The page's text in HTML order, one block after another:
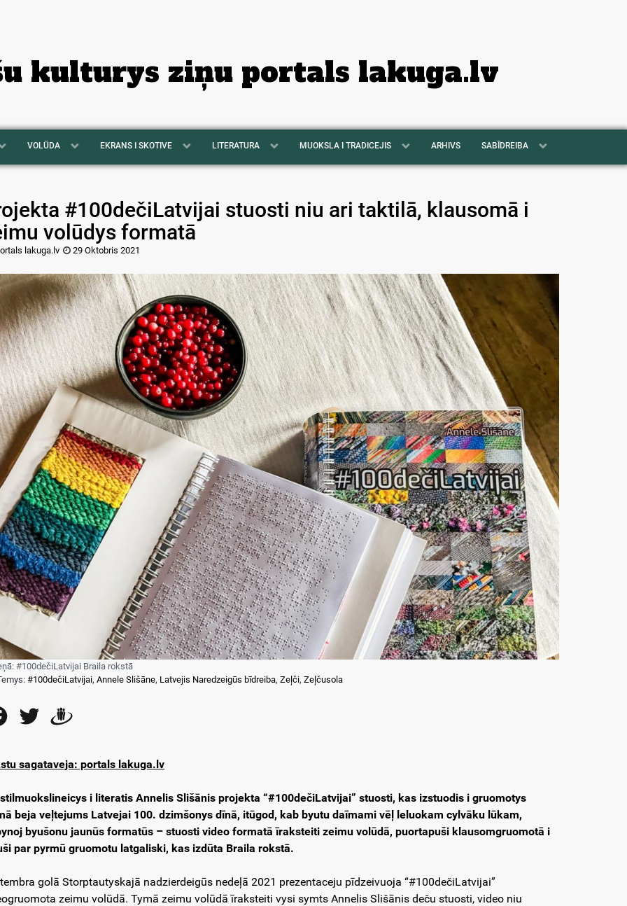
kulturys ziņu portals lakuga.lv
VOLŪDA EKRANS I SKOTIVE LITERATURA MUOKSLA I TRADICEJIS ARHIVS SABĪDREIBA
#100dečiLatvijai stuosti niu ari taktilā, klausomā i
volūdys formatā
lakuga.lv 29 Oktobris 2021
#100dečiLatvijai Braila rokstā
#100dečiLatvijai, Annele Slišāne, Latvejis Naredzeigūs bīdreiba, Zeļči, Zeļčusola
FacebookTwitter
sagataveja: portals lakuga.lv
i literatis Annelis Slišānis projekta “#100dečiLatvijai” stuosti, kas izstuodis i gruomotys
beja veļtejums Latvejai 100. dzimšonys dīnā, itūgod, kab byutu daīmami vēļ leluokam cylvāku lūkam,
byušonu jaunūs formatūs – stuosti video formatā īraksteiti zeimu volūdā, puortapuši klausomgruomotā i
par pyrmū gruomotu latgaliski, kas izdūta Braila rokstā.
golā Storptautyskajā nadzierdeigūs nedeļā 2021 prezentaceju pīdzeivuoja “#100dečiLatvijai”
zeimu volūdā. Tymā zeimu volūdā īraksteiti vysi symts Annelis Slišānis deču stuosti, video niu